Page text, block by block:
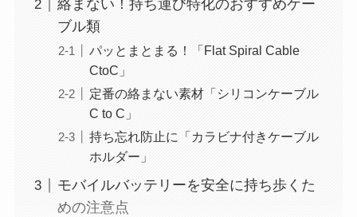
絡まない！持ち運び特化のおすすめケー
ブル類
パッとまとまる！「Flat Spiral Cable
CtoC」
定番の絡まない素材「シリコンケーブル
C to C」
持ち忘れ防止に「カラビナ付きケーブル
ホルダー」
モバイルバッテリーを安全に持ち歩くた
めの注意点